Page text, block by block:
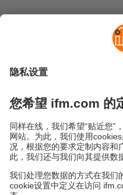
地点 (EN)
易福门电子(上海)有限公司
上海市浦东新区
盛夏路61弄1号楼6层
邮编: 201203
总机: 021 3813 4800
电子邮箱:info.cn@ifm.com